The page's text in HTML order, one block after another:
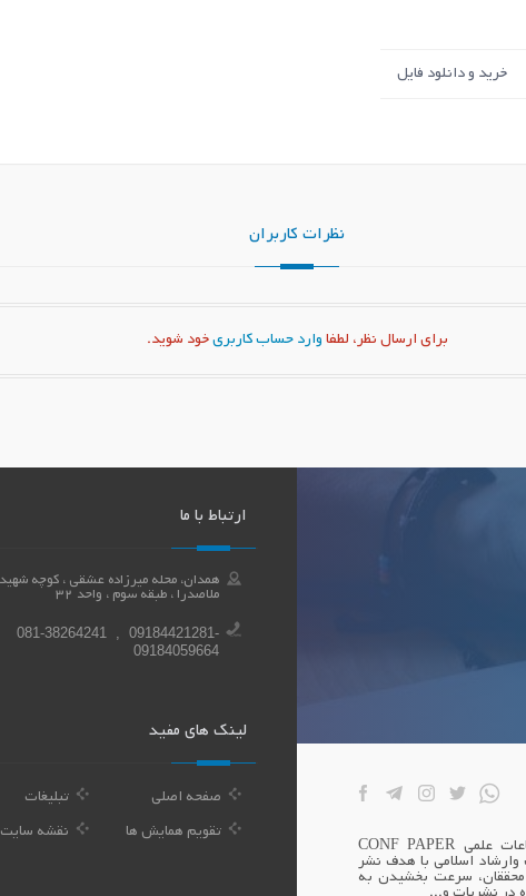
خرید و دانلود فایل
نظرات کاربران
برای ارسال نظر، لطفا وارد حساب کاربری خود شوید.
بنیان همایش اندیشه سازان توسعه بوعلی صاحب امتیاز پایگاه اطلاعات علمی CONF PAPER
اسلامی با هدف نشر
محققان، سرعت بخشیدن به
ارتباط با ما
ملاصدرا ، طبقه سوم ، واحد 32
081-38264241 , 09184421281-
09184059664
لینک های مفید
صفحه اصلی تبلیغات
تقویم همایش ها نقشه سایت